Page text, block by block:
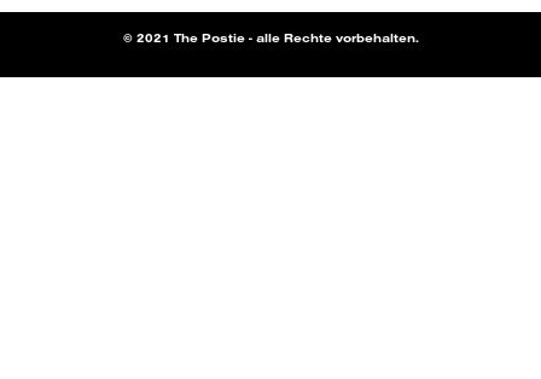
© 2021 The Postie - alle Rechte vorbehalten.